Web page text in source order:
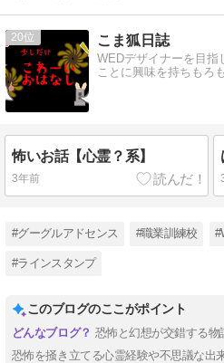
20 こま狐日誌
WEDデザイナーを目指
ことに興味を持ちもろ
怖いお話【心霊？系】
3年前
#グーグルアドセンス #職業訓練校
#ラインスタンプ
このブログのここがポイント
恐怖と幻想が交錯する物
恐怖を掻き立てる心霊経験や不思議な出